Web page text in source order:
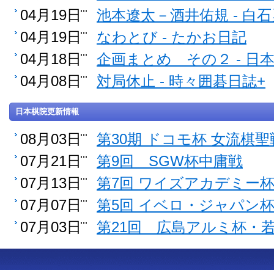
04月19日
池本遼太－酒井佑規 - 白
04月19日
なわとび - たかお日記
04月18日
企画まとめ その２ - 日
04月08日
対局休止 - 時々囲碁日誌+
日本棋院更新情報
08月03日
第30期 ドコモ杯 女流棋聖
07月21日
第9回 SGW杯中庸戦
07月13日
第7回 ワイズアカデミー杯
07月07日
第5回 イベロ・ジャパン杯
07月03日
第21回 広島アルミ杯・